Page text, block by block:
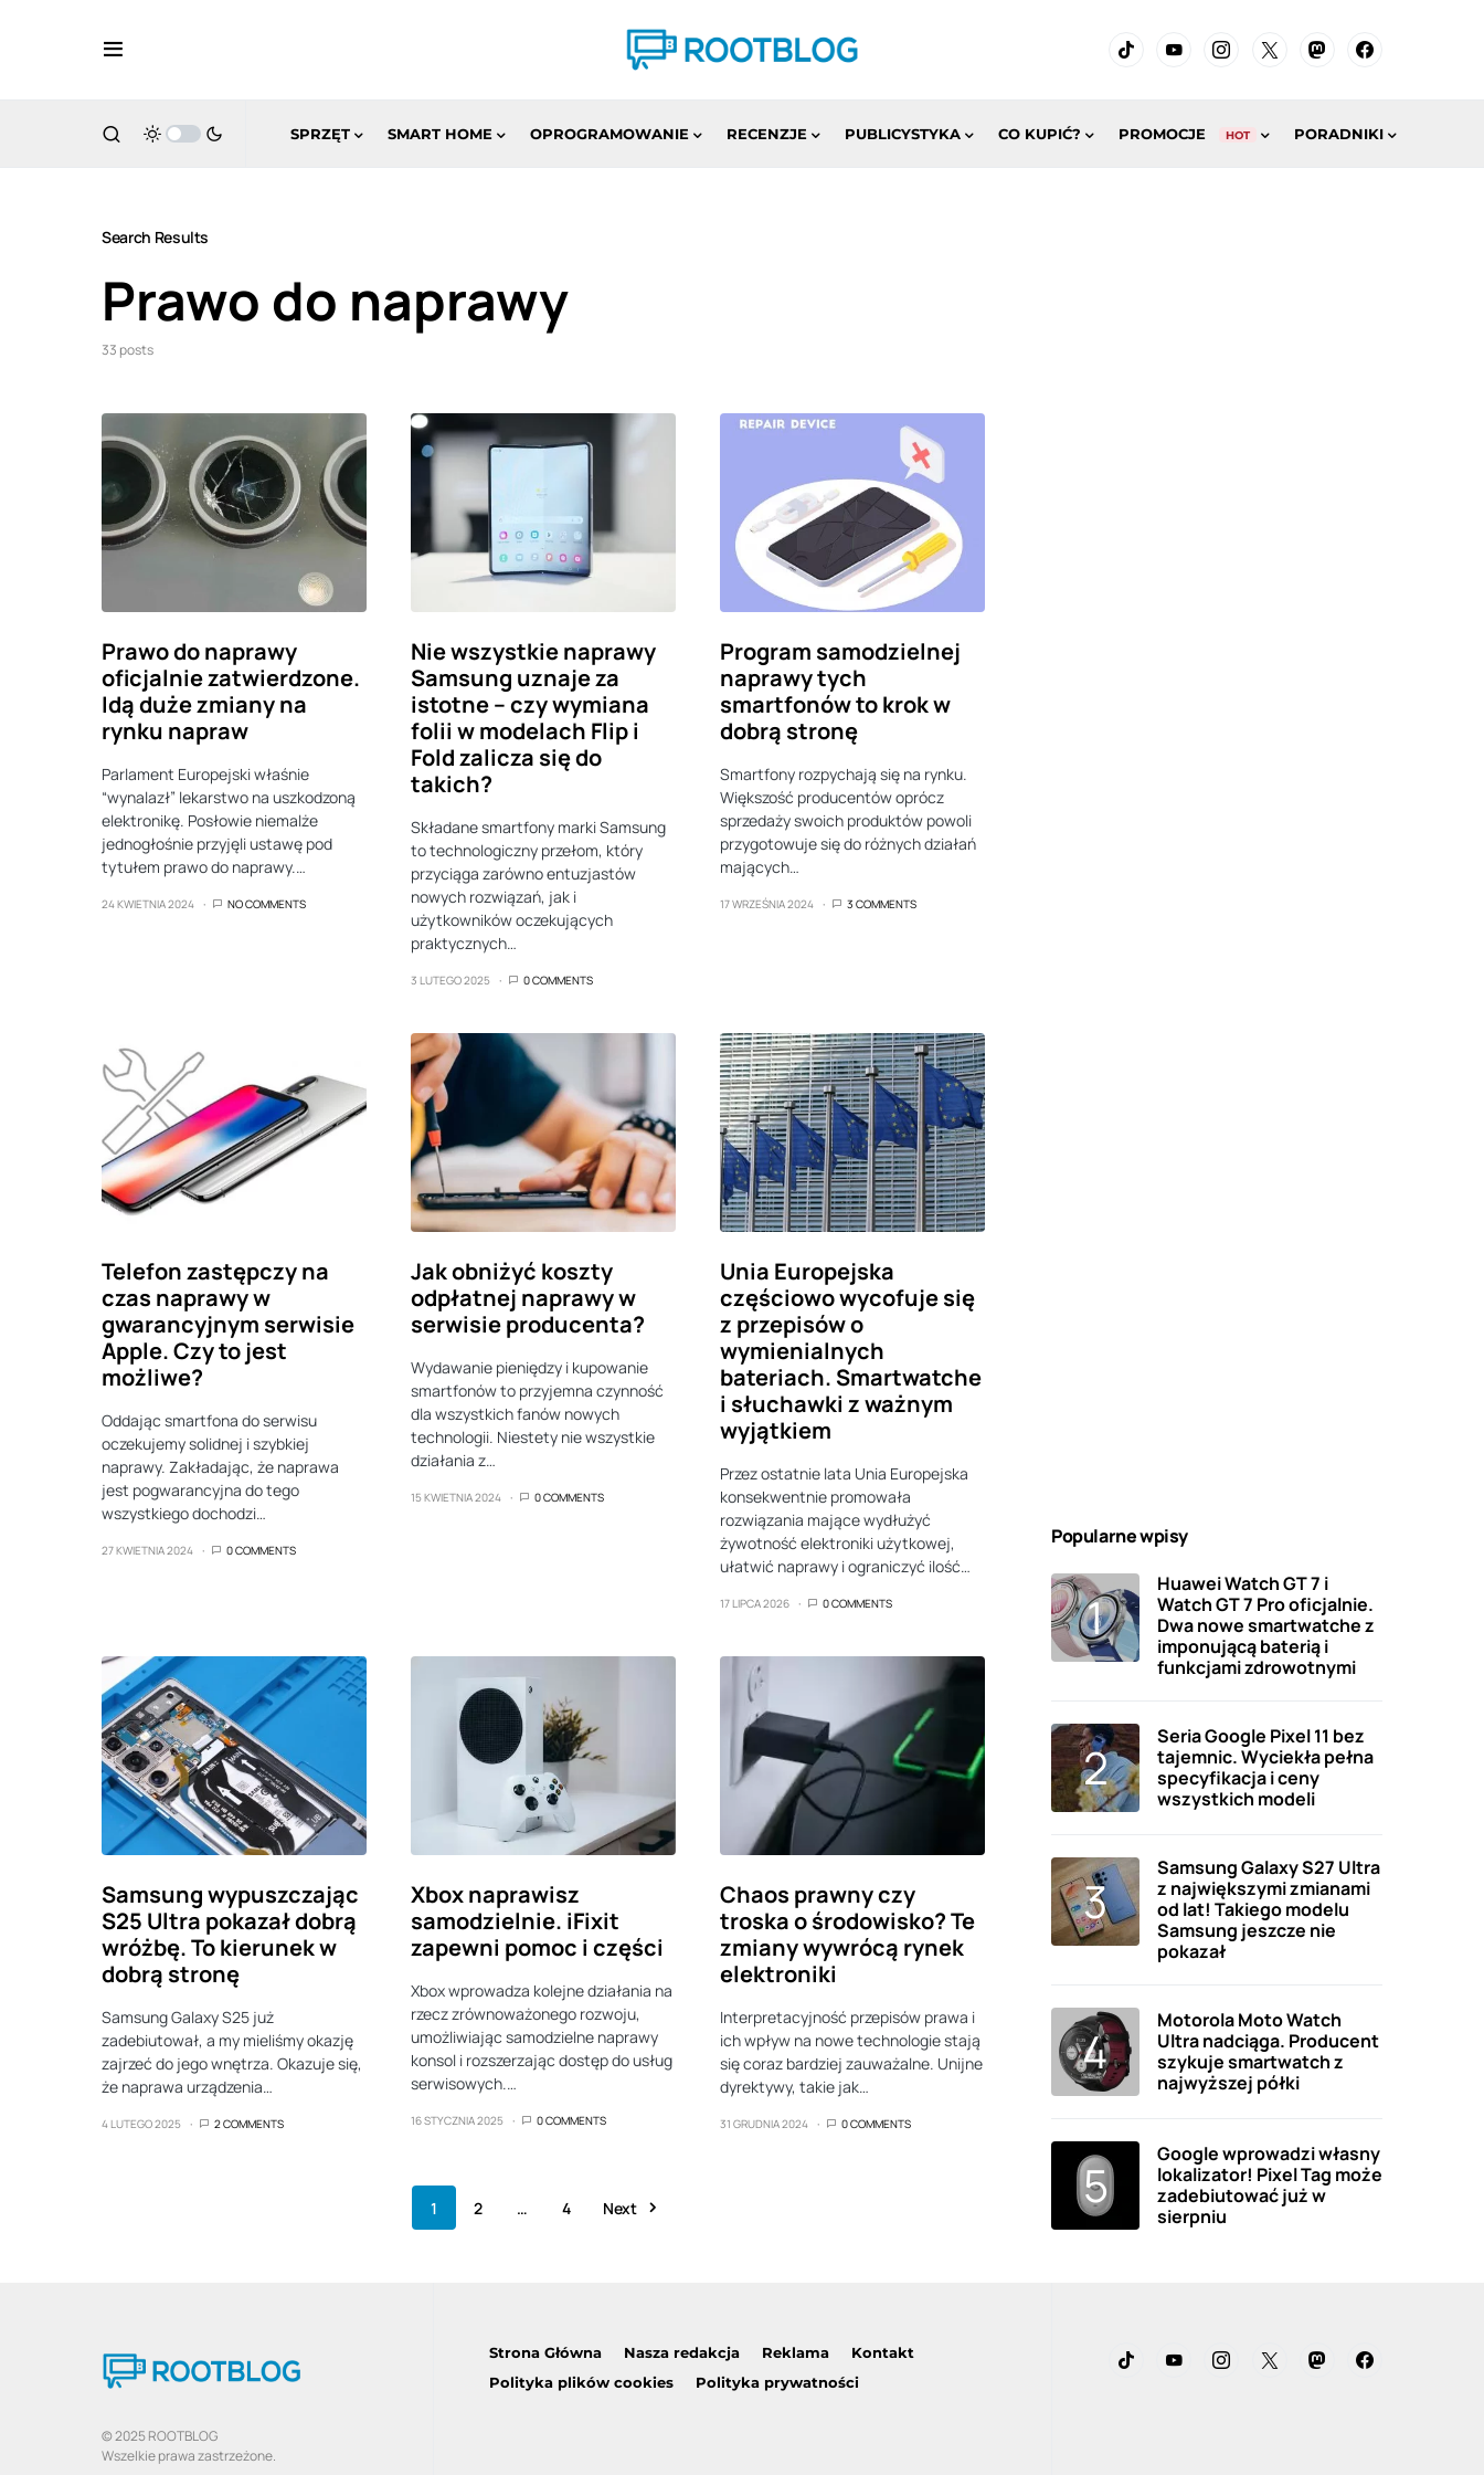
SPRZĘT SMART HOME OPROGRAMOWANIE RECENZJE PUBLICYSTYKA CO KUPIĆ? PROMOCJE HOT PORADNIKI
Search Results
Prawo do naprawy
33 posts
Prawo do naprawy
oficjalnie zatwierdzone.
Idą duże zmiany na
rynku napraw
Parlament Europejski właśnie
“wynalazł” lekarstwo na uszkodzoną
elektronikę. Posłowie niemalże
jednogłośnie przyjęli ustawę pod
tytułem prawo do naprawy.…
24 KWIETNIA 2024 NO COMMENTS
Nie wszystkie naprawy
Samsung uznaje za
istotne – czy wymiana
folii w modelach Flip i
Fold zalicza się do
takich?
Składane smartfony marki Samsung
to technologiczny przełom, który
przyciąga zarówno entuzjastów
nowych rozwiązań, jak i
użytkowników oczekujących
praktycznych…
3 LUTEGO 2025 0 COMMENTS
Program samodzielnej
naprawy tych
smartfonów to krok w
dobrą stronę
Smartfony rozpychają się na rynku.
Większość producentów oprócz
sprzedaży swoich produktów powoli
przygotowuje się do różnych działań
mających…
17 WRZEŚNIA 2024 3 COMMENTS
Telefon zastępczy na
czas naprawy w
gwarancyjnym serwisie
Apple. Czy to jest
możliwe?
Oddając smartfona do serwisu
oczekujemy solidnej i szybkiej
naprawy. Zakładając, że naprawa
jest pogwarancyjna do tego
wszystkiego dochodzi…
27 KWIETNIA 2024 0 COMMENTS
Jak obniżyć koszty
odpłatnej naprawy w
serwisie producenta?
Wydawanie pieniędzy i kupowanie
smartfonów to przyjemna czynność
dla wszystkich fanów nowych
technologii. Niestety nie wszystkie
działania z…
15 KWIETNIA 2024 0 COMMENTS
Unia Europejska
częściowo wycofuje się
z przepisów o
wymienialnych
bateriach. Smartwatche
i słuchawki z ważnym
wyjątkiem
Przez ostatnie lata Unia Europejska
konsekwentnie promowała
rozwiązania mające wydłużyć
żywotność elektroniki użytkowej,
ułatwić naprawy i ograniczyć ilość…
17 LIPCA 2026 0 COMMENTS
Samsung wypuszczając
S25 Ultra pokazał dobrą
wróżbę. To kierunek w
dobrą stronę
Samsung Galaxy S25 już
zadebiutował, a my mieliśmy okazję
zajrzeć do jego wnętrza. Okazuje się,
że naprawa urządzenia…
4 LUTEGO 2025 2 COMMENTS
Xbox naprawisz
samodzielnie. iFixit
zapewni pomoc i części
Xbox wprowadza kolejne działania na
rzecz zrównoważonego rozwoju,
umożliwiając samodzielne naprawy
konsol i rozszerzając dostęp do usług
serwisowych.…
16 STYCZNIA 2025 0 COMMENTS
Chaos prawny czy
troska o środowisko? Te
zmiany wywrócą rynek
elektroniki
Interpretacyjność przepisów prawa i
ich wpływ na nowe technologie stają
się coraz bardziej zauważalne. Unijne
dyrektywy, takie jak…
31 GRUDNIA 2024 0 COMMENTS
1 2 … 4 Next
Popularne wpisy
Huawei Watch GT 7 i
Watch GT 7 Pro oficjalnie.
Dwa nowe smartwatche z
imponującą baterią i
funkcjami zdrowotnymi
Seria Google Pixel 11 bez
tajemnic. Wyciekła pełna
specyfikacja i ceny
wszystkich modeli
Samsung Galaxy S27 Ultra
z największymi zmianami
od lat! Takiego modelu
Samsung jeszcze nie
pokazał
Motorola Moto Watch
Ultra nadciąga. Producent
szykuje smartwatch z
najwyższej półki
Google wprowadzi własny
lokalizator! Pixel Tag może
zadebiutować już w
sierpniu
© 2025 ROOTBLOG
Wszelkie prawa zastrzeżone.
Strona Główna Nasza redakcja Reklama
Kontakt
Polityka plików cookies
Polityka prywatności